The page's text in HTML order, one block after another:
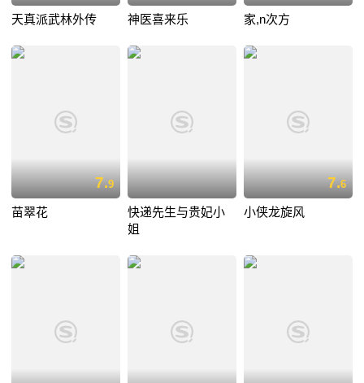
天真派武林外传 神医喜来乐 家,n次方
7.9
苗翠花
快递先生与贵妃小
姐
7.6
小侠龙旋风